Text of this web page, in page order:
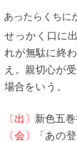
あったらくちに
せっかく口に
れが無駄に終
え。親切心が
場合をいう。
〔出〕 新色五
〔会〕
「あの